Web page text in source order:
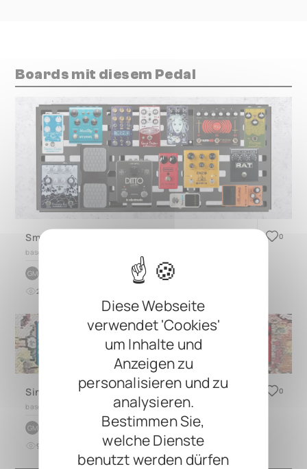
Diese Webseite
verwendet 'Cookies'
um Inhalte und
Anzeigen zu
personalisieren und zu
analysieren.
Bestimmen Sie,
welche Dienste
benutzt werden dürfen
Boards mit diesem Pedal
Smaller board
based on
GM
2
0
Single row board
based on
GM
9 vor etwa 2 Jahren
0